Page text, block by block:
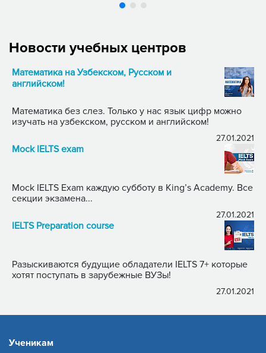
Новости учебных центров
Математика на Узбекском, Русском и
английском!
Математика без слез. Только у нас язык цифр можно
изучать на узбекском, русском и английском!
27.01.2021
Mock IELTS exam
Mock IELTS Exam каждую субботу в King’s Academy. Все
секции экзамена...
27.01.2021
IELTS Preparation course
Разыскиваются будущие обладатели IELTS 7+ которые
хотят поступать в зарубежные ВУЗы!
27.01.2021
Ученикам